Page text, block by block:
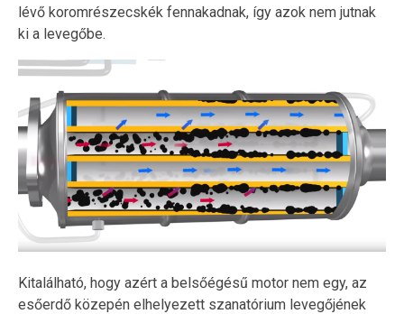
lévő koromrészecskék fennakadnak, így azok nem jutnak
ki a levegőbe.
Kitalálható, hogy azért a belsőégésű motor nem egy, az
esőerdő közepén elhelyezett szanatórium levegőjének